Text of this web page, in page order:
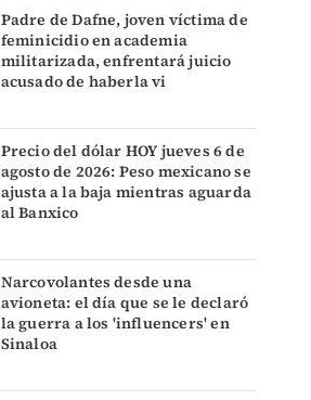
Padre de Dafne, joven víctima de
feminicidio en academia
militarizada, enfrentará juicio
acusado de haberla vi
Precio del dólar HOY jueves 6 de
agosto de 2026: Peso mexicano se
ajusta a la baja mientras aguarda
al Banxico
Narcovolantes desde una
avioneta: el día que se le declaró
la guerra a los 'influencers' en
Sinaloa